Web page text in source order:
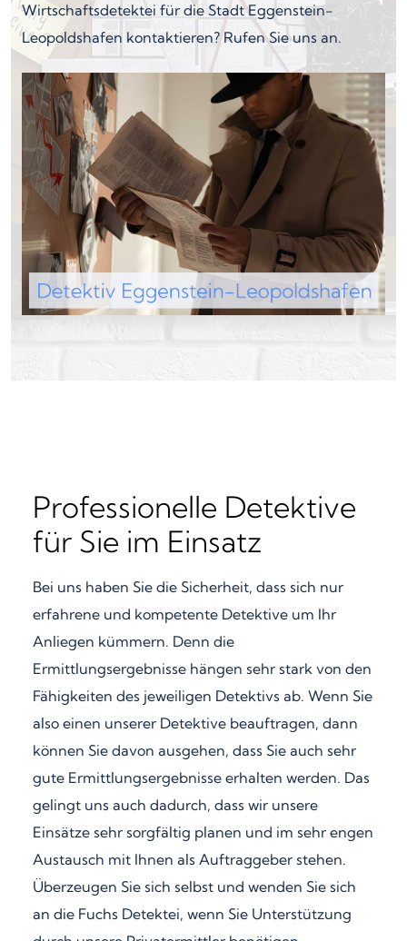
Wirtschaftsdetektei für die Stadt Eggenstein-
Leopoldshafen kontaktieren? Rufen Sie uns an.
Professionelle Detektive
für Sie im Einsatz
Bei uns haben Sie die Sicherheit, dass sich nur
erfahrene und kompetente Detektive um Ihr
Anliegen kümmern. Denn die
Ermittlungsergebnisse hängen sehr stark von den
Fähigkeiten des jeweiligen Detektivs ab. Wenn Sie
also einen unserer Detektive beauftragen, dann
können Sie davon ausgehen, dass Sie auch sehr
gute Ermittlungsergebnisse erhalten werden. Das
gelingt uns auch dadurch, dass wir unsere
Einsätze sehr sorgfältig planen und im sehr engen
Austausch mit Ihnen als Auftraggeber stehen.
Überzeugen Sie sich selbst und wenden Sie sich
an die Fuchs Detektei, wenn Sie Unterstützung